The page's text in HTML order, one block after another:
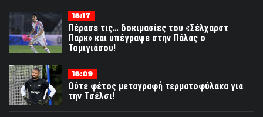
18:17
Πέρασε τις… δοκιμασίες του «Σέλχαρστ
Παρκ» και υπέγραψε στην Πάλας ο
Τομιγιάσου!
18:09
Ούτε φέτος μεταγραφή τερματοφύλακα για
την Τσέλσι!